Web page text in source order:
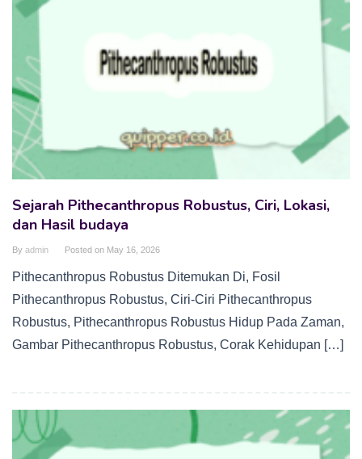
Sejarah Pithecanthropus Robustus, Ciri, Lokasi,
dan Hasil budaya
By admin Posted on May 16, 2026
Pithecanthropus Robustus Ditemukan Di, Fosil
Pithecanthropus Robustus, Ciri-Ciri Pithecanthropus
Robustus, Pithecanthropus Robustus Hidup Pada Zaman,
Gambar Pithecanthropus Robustus, Corak Kehidupan […]